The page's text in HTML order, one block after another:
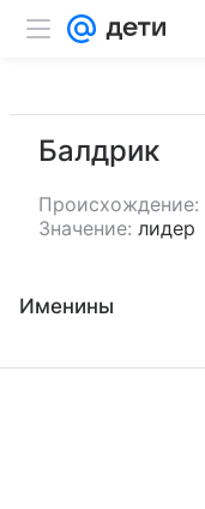
Балдрик
Происхождение:
Значение: лидер
Именины